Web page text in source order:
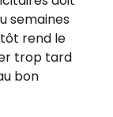
semaines
rend le
trop tard
bon